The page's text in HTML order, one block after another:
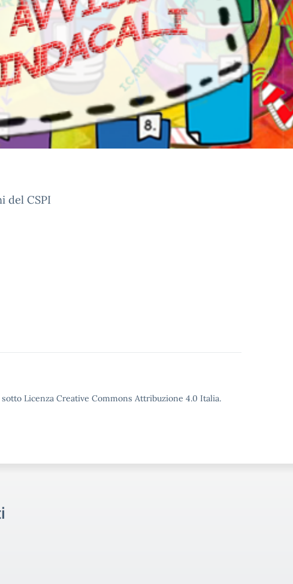
del CSPI
Licenza Creative Commons Attribuzione 4.0 Italia.